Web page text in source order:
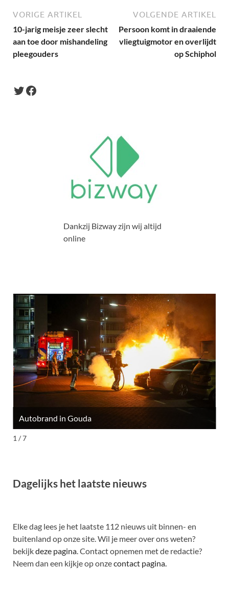
VORIGE ARTIKEL
10-jarig meisje zeer slecht
aan toe door mishandeling
pleegouders
VOLGENDE ARTIKEL
Persoon komt in draaiende
vliegtuigmotor en overlijdt
op Schiphol
Dankzij Bizway zijn wij altijd
online
Autobrand in Gouda
1 / 7
Dagelijks het laatste nieuws
Elke dag lees je het laatste 112 nieuws uit binnen- en
buitenland op onze site. Wil je meer over ons weten?
bekijkdeze pagina . Contact opnemen met de redactie?
Neem dan een kijkje op onzecontact pagina.